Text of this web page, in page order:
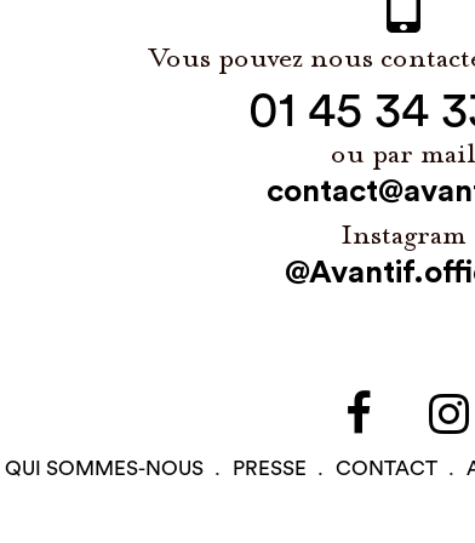
Vous pouvez nous
01 45 34
ou par mail
Instagram
QUI SOMMES-NOUS PRESSE CONTACT